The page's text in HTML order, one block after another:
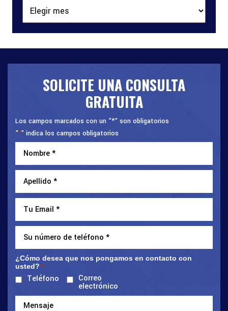
SOLICITE UNA CONSULTA
GRATUITA
Los campos marcados con un "*" son obligatorios
"*" indica los campos obligatorios
¿Cómo desea que nos pongamos en contacto con
usted? *
Teléfono Correo
electrónico